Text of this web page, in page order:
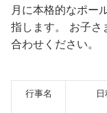
月に本格的なポー
指します。 お子さ
合わせください。
行事名 日